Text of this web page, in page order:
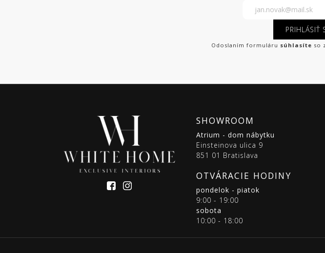
PRIHLÁSIŤ
Odoslaním formuláru súhlasíte so
SHOWROOM
Atrium - dom nábytku
Einsteinova ulica 9
851 01 Bratislava
OTVÁRACIE HODINY
pondelok - piatok
9:00 - 19:00
sobota
10:00 - 18:00